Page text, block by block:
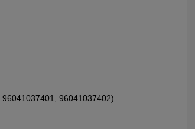
96041037402)